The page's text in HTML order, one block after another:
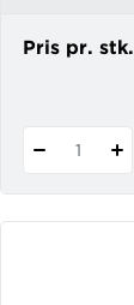
Pris pr. stk.
1